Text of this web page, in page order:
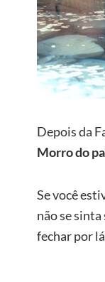
Depois da
Morro do
Se você
não se
fechar por